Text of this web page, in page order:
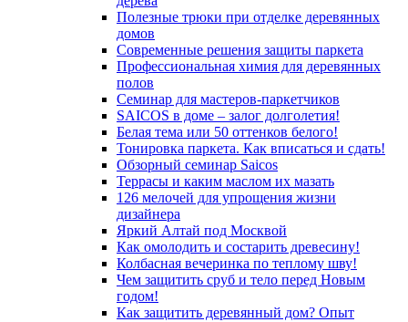
Полезные трюки при отделке деревянных
домов
Современные решения защиты паркета
Профессиональная химия для деревянных
полов
Семинар для мастеров-паркетчиков
SAICOS в доме – залог долголетия!
Белая тема или 50 оттенков белого!
Тонировка паркета. Как вписаться и сдать!
Обзорный семинар Saicos
Террасы и каким маслом их мазать
126 мелочей для упрощения жизни
дизайнера
Яркий Алтай под Москвой
Как омолодить и состарить древесину!
Колбасная вечеринка по теплому шву!
Чем защитить сруб и тело перед Новым
годом!
Как защитить деревянный дом? Опыт